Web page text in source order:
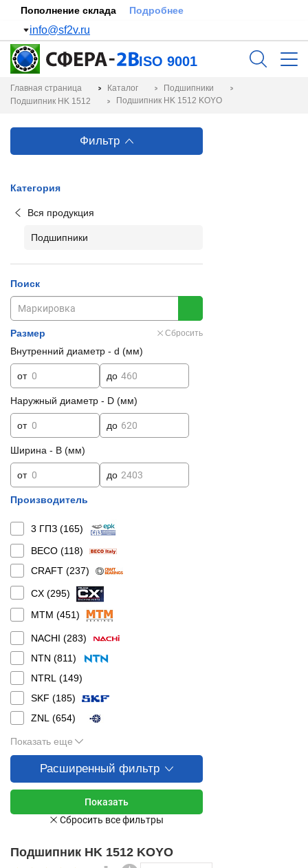
Пополнение склада Подробнее
info@sf2v.ru
ISO 9001
Главная страница Каталог
Подшипники
Подшипник HK 1512
Подшипник HK 1512 KOYO
Фильтр
Категория
Вся продукция
Подшипники
Поиск
Размер Сбросить
Внутренний диаметр - d (мм)
от до
Наружный диаметр - D (мм)
от до
Ширина - B (мм)
от до
Производитель
3 ГПЗ (165)
BECO (118)
CRAFT (237)
CX (295)
MTM (451)
NACHI (283)
NTN (811)
NTRL (149)
SKF (185)
ZNL (654)
Показать еще
Расширенный фильтр
Подшипник HK 1512 KOYO